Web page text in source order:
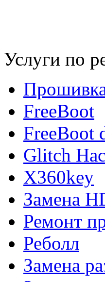
Услуги по
FreeBoot
FreeBoot
Glitch
X360key
Замена
Ремонт
Реболл
Замена